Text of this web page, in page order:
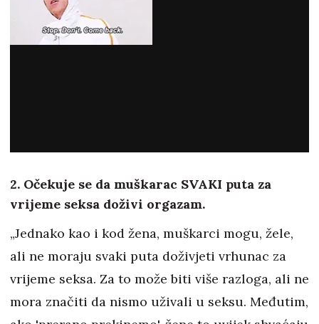
2. Očekuje se da muškarac SVAKI puta za
vrijeme seksa doživi orgazam.
„Jednako kao i kod žena, muškarci mogu, žele,
ali ne moraju svaki puta doživjeti vrhunac za
vrijeme seksa. Za to može biti više razloga, ali ne
mora značiti da nismo uživali u seksu. Međutim,